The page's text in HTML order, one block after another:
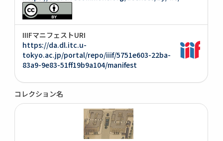
IIIFマニフェストURI
https://da.dl.itc.u-
tokyo.ac.jp/portal/repo/iiif/5751e603-22ba-
83a9-9e83-51ff19b9a104/manifest
コレクション名